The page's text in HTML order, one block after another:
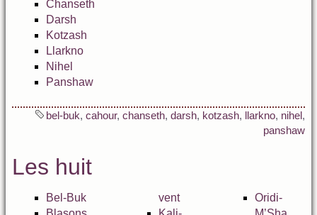
Chanseth
Darsh
Kotzash
Llarkno
Nihel
Panshaw
bel-buk, cahour, chanseth, darsh, kotzash, llarkno, nihel,
panshaw
Les huit
Bel-Buk
vent
Oridi-